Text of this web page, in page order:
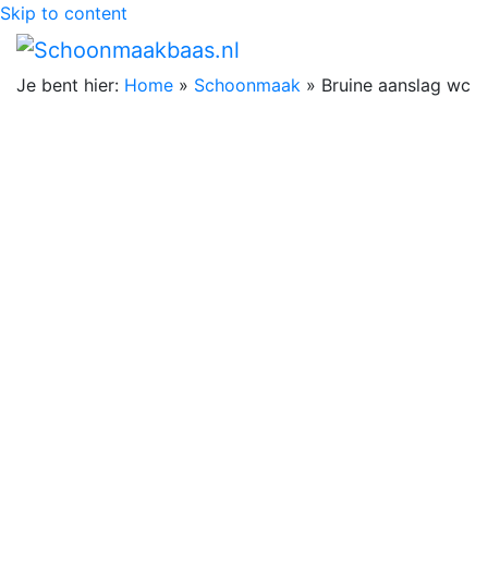
Skip to content
Je bent hier: Home » Schoonmaak » Bruine aanslag wc